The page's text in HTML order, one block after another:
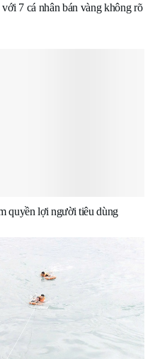
7 cá nhân bán vàng không rõ
quyền lợi người tiêu dùng